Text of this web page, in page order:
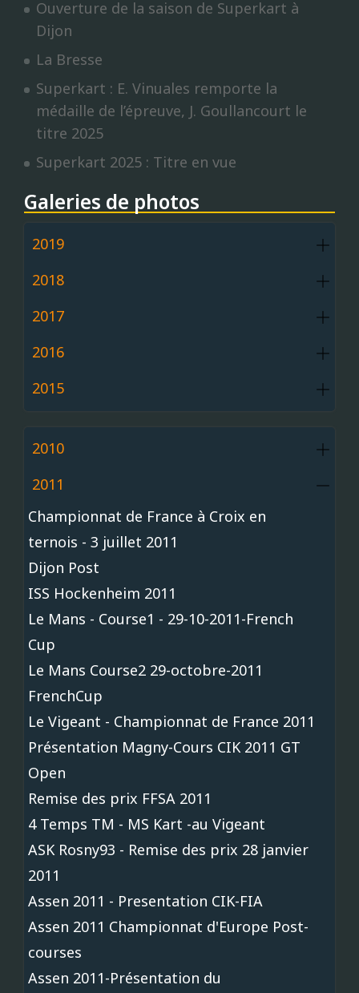
Ouverture de la saison de Superkart à
Dijon
La Bresse
Superkart : E. Vinuales remporte la
médaille de l’épreuve, J. Goullancourt le
titre 2025
Superkart 2025 : Titre en vue
Galeries de photos
2019
2018
2017
2016
2015
2010
2011
Championnat de France à Croix en
ternois - 3 juillet 2011
Dijon Post
ISS Hockenheim 2011
Le Mans - Course1 - 29-10-2011-French
Cup
Le Mans Course2 29-octobre-2011
FrenchCup
Le Vigeant - Championnat de France 2011
Présentation Magny-Cours CIK 2011 GT
Open
Remise des prix FFSA 2011
4 Temps TM - MS Kart -au Vigeant
ASK Rosny93 - Remise des prix 28 janvier
2011
Assen 2011 - Presentation CIK-FIA
Assen 2011 Championnat d'Europe Post-
courses
Assen 2011-Présentation du